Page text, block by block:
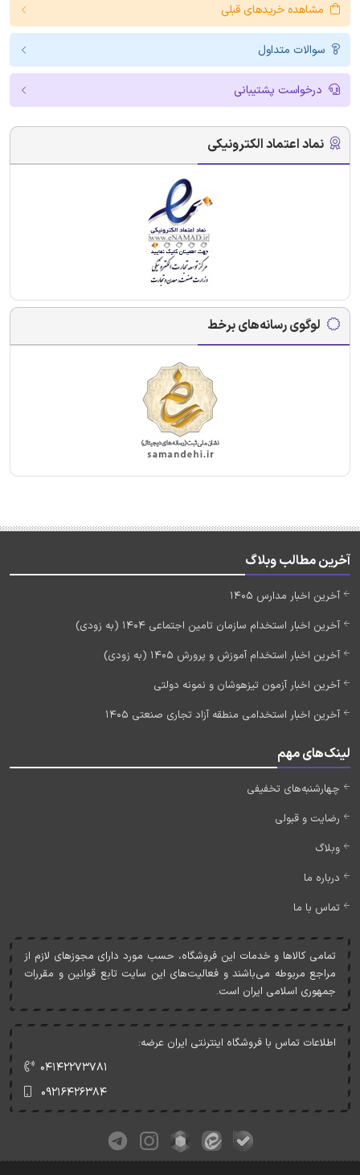
مشاهده خریدهای قبلی
سوالات متداول
درخواست پشتیبانی
نماد اعتماد الکترونیکی
لوگوی رسانه‌های برخط
آخرین مطالب وبلاگ
آخرین اخبار مدارس 1405
آخرین اخبار استخدام سازمان تامین اجتماعی 1404 (به زودی)
آخرین اخبار استخدام آموزش و پرورش 1405 (به زودی)
آخرین اخبار آزمون تیزهوشان و نمونه دولتی
آخرین اخبار استخدامی منطقه آزاد تجاری صنعتی 1405
لینک‌های مهم
چهارشنبه‌های تخفیفی
رضایت و قبولی
وبلاگ
درباره ما
تماس با ما
تمامی کالاها و خدمات اين فروشگاه، حسب مورد دارای مجوزهای لازم از
مراجع مربوطه می‌باشند و فعاليت‌های اين سايت تابع قوانين و مقررات
جمهوری اسلامی ايران است.
اطلاعات تماس با فروشگاه اینترنتی ایران عرضه:
۰۴۱۴۲۲۷۳۷۸۱
۰۹۲۱۶۴۲۶۳۸۴